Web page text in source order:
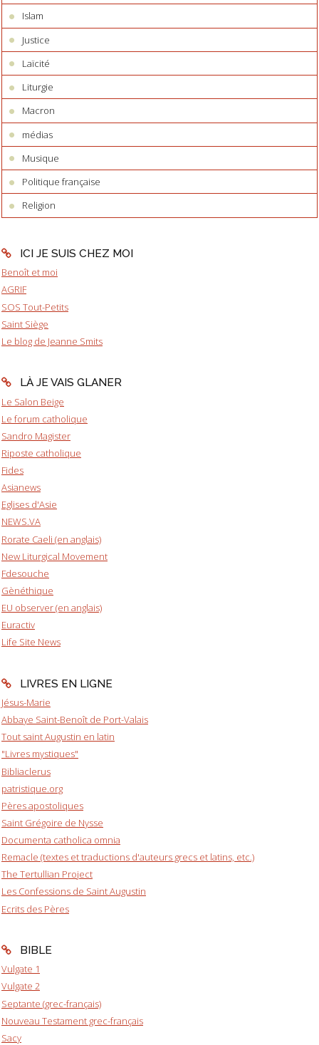
Islam
Justice
Laïcité
Liturgie
Macron
médias
Musique
Politique française
Religion
ICI JE SUIS CHEZ MOI
Benoît et moi
AGRIF
SOS Tout-Petits
Saint Siège
Le blog de Jeanne Smits
LÀ JE VAIS GLANER
Le Salon Beige
Le forum catholique
Sandro Magister
Riposte catholique
Fides
Asianews
Eglises d'Asie
NEWS.VA
Rorate Caeli (en anglais)
New Liturgical Movement
Fdesouche
Gènéthique
EU observer (en anglais)
Euractiv
Life Site News
LIVRES EN LIGNE
Jésus-Marie
Abbaye Saint-Benoît de Port-Valais
Tout saint Augustin en latin
"Livres mystiques"
Bibliaclerus
patristique.org
Pères apostoliques
Saint Grégoire de Nysse
Documenta catholica omnia
Remacle (textes et traductions d'auteurs grecs et latins, etc.)
The Tertullian Project
Les Confessions de Saint Augustin
Ecrits des Pères
BIBLE
Vulgate 1
Vulgate 2
Septante (grec-français)
Nouveau Testament grec-français
Sacy